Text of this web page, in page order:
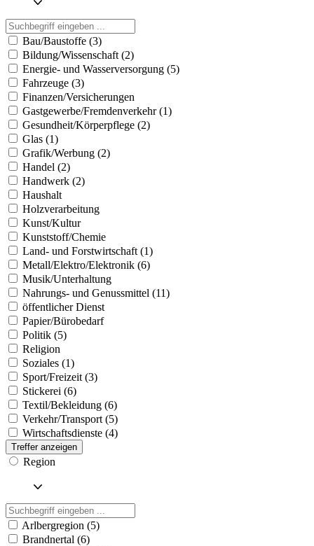
Bau/Baustoffe (3)
Bildung/Wissenschaft (2)
Energie- und Wasserversorgung (5)
Fahrzeuge (3)
Finanzen/Versicherungen
Gastgewerbe/Fremdenverkehr (1)
Gesundheit/Körperpflege (2)
Glas (1)
Grafik/Werbung (2)
Handel (2)
Handwerk (2)
Haushalt
Holzverarbeitung
Kunst/Kultur
Kunststoff/Chemie
Land- und Forstwirtschaft (1)
Metall/Elektro/Elektronik (6)
Musik/Unterhaltung
Nahrungs- und Genussmittel (11)
öffentlicher Dienst
Papier/Bürobedarf
Politik (5)
Religion
Soziales (1)
Sport/Freizeit (3)
Stickerei (6)
Textil/Bekleidung (6)
Verkehr/Transport (5)
Wirtschaftsdienste (4)
Treffer anzeigen
Region
Arlbergregion (5)
Brandnertal (6)